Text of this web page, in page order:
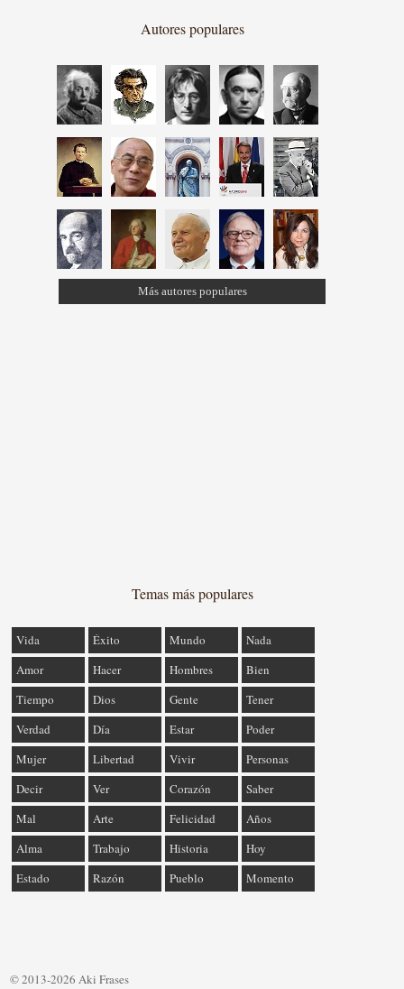
Autores populares
Más autores populares
Temas más populares
Vida Éxito Mundo
Nada
Amor
Hacer Hombres
Bien
Tiempo
Dios Gente
Tener
Verdad
Día Estar
Poder
Mujer
Libertad Vivir
Personas
Decir
Ver Corazón
Saber
Mal
Arte Felicidad
Años
Alma
Trabajo Historia
Hoy
Estado
Razón Pueblo Momento
© 2013-2026 Aki Frases